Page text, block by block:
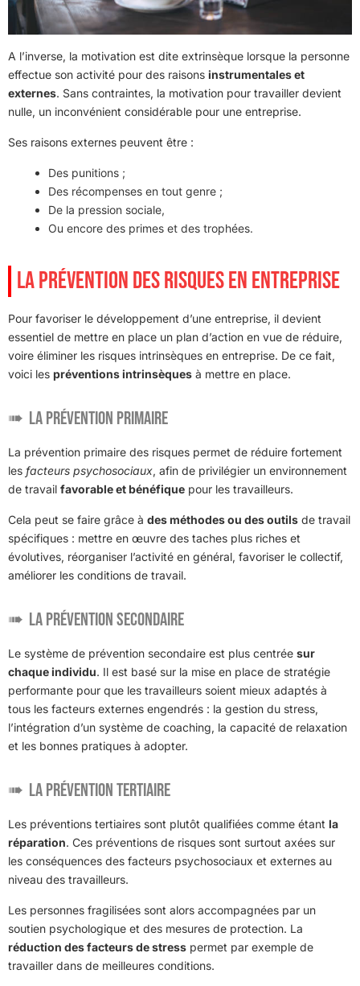
A l’inverse, la motivation est dite extrinsèque lorsque la personne
effectue son activité pour des raisons instrumentales et
externes. Sans contraintes, la motivation pour travailler devient
nulle, un inconvénient considérable pour une entreprise.
Ses raisons externes peuvent être :
Des punitions ;
Des récompenses en tout genre ;
De la pression sociale,
Ou encore des primes et des trophées.
LA PRÉVENTION DES RISQUES EN ENTREPRISE
Pour favoriser le développement d’une entreprise, il devient
essentiel de mettre en place un plan d’action en vue de réduire,
voire éliminer les risques intrinsèques en entreprise. De ce fait,
voici les préventions intrinsèques à mettre en place.
La prévention primaire
La prévention primaire des risques permet de réduire fortement
les facteurs psychosociaux, afin de privilégier un environnement
de travail favorable et bénéfique pour les travailleurs.
Cela peut se faire grâce à des méthodes ou des outils de travail
spécifiques : mettre en œuvre des taches plus riches et
évolutives, réorganiser l’activité en général, favoriser le collectif,
améliorer les conditions de travail.
La prévention secondaire
Le système de prévention secondaire est plus centrée sur
chaque individu. Il est basé sur la mise en place de stratégie
performante pour que les travailleurs soient mieux adaptés à
tous les facteurs externes engendrés : la gestion du stress,
l’intégration d’un système de coaching, la capacité de relaxation
et les bonnes pratiques à adopter.
La prévention tertiaire
Les préventions tertiaires sont plutôt qualifiées comme étant la
réparation. Ces préventions de risques sont surtout axées sur
les conséquences des facteurs psychosociaux et externes au
niveau des travailleurs.
Les personnes fragilisées sont alors accompagnées par un
soutien psychologique et des mesures de protection. La
réduction des facteurs de stress permet par exemple de
travailler dans de meilleures conditions.